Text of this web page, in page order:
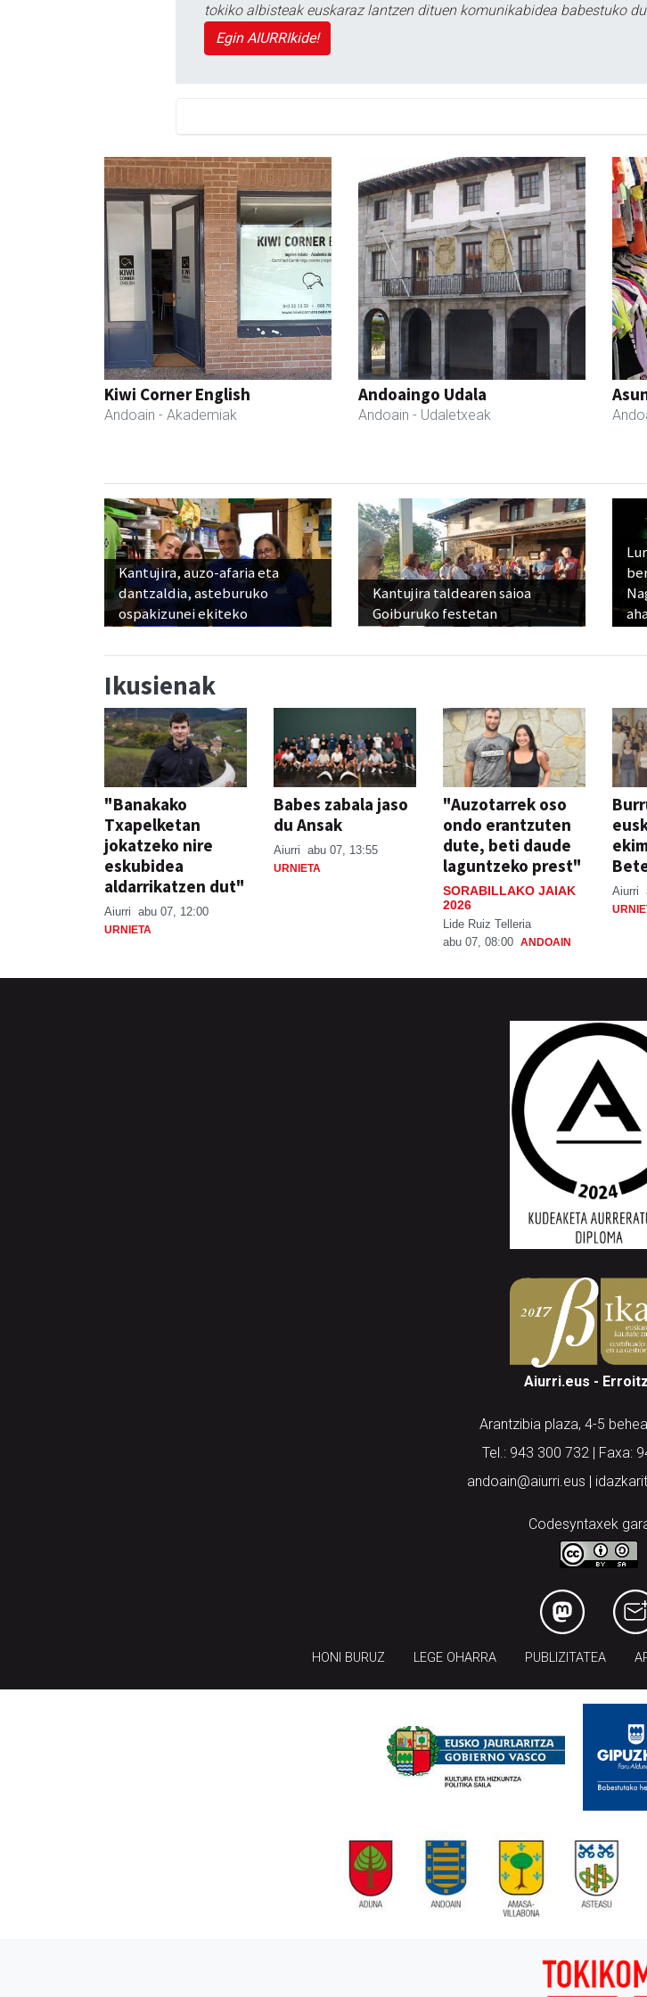
tokiko albisteak euskaraz lantzen dituen komunikabidea babestuko
Egin AIURRIkide!
Kiwi Corner English
Andoain - Akademiak
Andoaingo Udala
Andoain - Udaletxeak
Kantujira, auzo-afaria eta
dantzaldia, asteburuko
ospakizunei ekiteko
Kantujira taldearen saioa
Goiburuko festetan
Ikusienak
"Banakako
Txapelketan
jokatzeko nire
eskubidea
aldarrikatzen dut"
Aiurri abu 07, 12:00
URNIETA
Babes zabala jaso
du Ansak
Aiurri abu 07, 13:55
URNIETA
"Auzotarrek oso
ondo erantzuten
dute, beti daude
laguntzeko prest"
SORABILLAKO JAIAK
2026
Lide Ruiz Telleria
abu 07, 08:00 ANDOAIN
Aiurri
Aiurri.eus -
Arantzibia plaza, 4-5
Tel.: 943 300 732 | Faxa:
andoain@aiurri.eus |
Codesyntaxek
HONI BURUZ LEGE OHARRA PUBLIZITATEA